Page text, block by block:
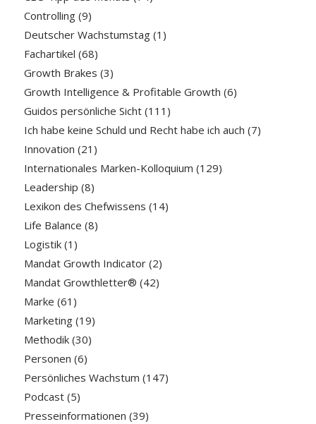
Controlling(9)
Deutscher Wachstumstag(1)
Fachartikel (68)
Growth Brakes (3)
Growth Intelligence & Profitable Growth (6)
Guidos persönliche Sicht(111)
Ich habe keine Schuld und Recht habe ich auch (7)
Innovation (21)
Internationales Marken-Kolloquium (129)
Leadership (8)
Lexikon des Chefwissens (14)
Life Balance (8)
Logistik(1)
Mandat Growth Indicator(2)
Mandat Growthletter® (42)
Marke (61)
Marketing(19)
Methodik(30)
Personen (6)
Persönliches Wachstum (147)
Podcast(5)
Presseinformationen (39)